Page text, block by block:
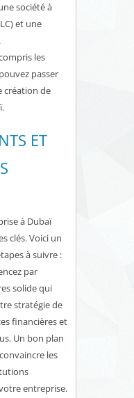
société à
et une
les
passer
création de
ET
à Dubaï
clés. Voici un
à suivre :
par
solide qui
stratégie de
financières et
Un bon plan
les
entreprise.